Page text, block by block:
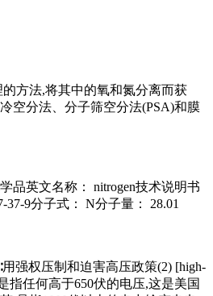
方法,将其中的氧和氮分离而获
空分法、分子筛空分法(PSA)和膜
品英文名称： nitrogen技术说明书
37-9分子式： N分子量： 28.01
用强权压制和迫害高压政策(2) [high-
指任何高于650伏的电压,这是美国